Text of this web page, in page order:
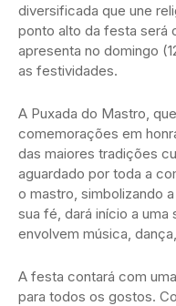
diversificada que une
ponto alto da festa será
apresenta no domingo
as festividades.
A Puxada do Mastro,
comemorações em
das maiores tradições
aguardado por toda a
o mastro, simbolizando
sua fé, dará início a
envolvem música,
A festa contará com
para todos os gostos.